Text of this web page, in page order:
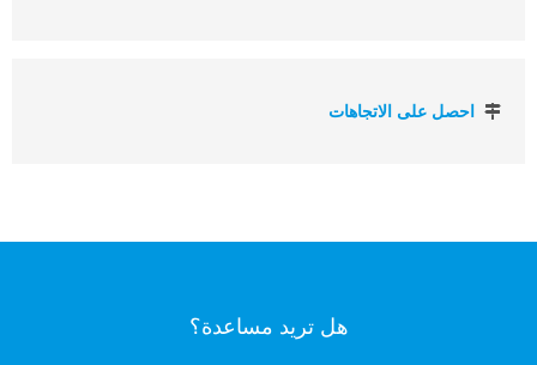
احصل على الاتجاهات
هل تريد مساعدة؟